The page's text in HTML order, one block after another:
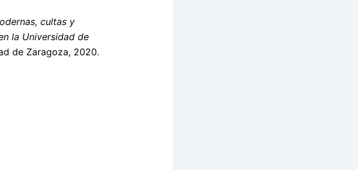
cultas y
la Universidad de
de Zaragoza, 2020.